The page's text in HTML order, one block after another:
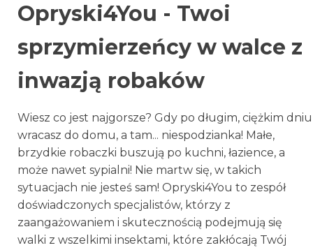
Opryski4You - Twoi
sprzymierzeńcy w walce z
inwazją robaków
Wiesz co jest najgorsze? Gdy po długim, ciężkim dniu
wracasz do domu, a tam... niespodzianka! Małe,
brzydkie robaczki buszują po kuchni, łazience, a
może nawet sypialni! Nie martw się, w takich
sytuacjach nie jesteś sam! Opryski4You to zespół
doświadczonych specjalistów, którzy z
zaangażowaniem i skutecznością podejmują się
walki z wszelkimi insektami, które zakłócają Twój